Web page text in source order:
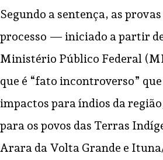
Segundo a sentença, as
processo — iniciado a partir
Ministério Público Federal
que é “fato incontroverso”
impactos para índios da
para os povos das Terras
Arara da Volta Grande e